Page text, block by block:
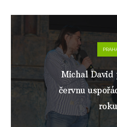
Michal
červnu